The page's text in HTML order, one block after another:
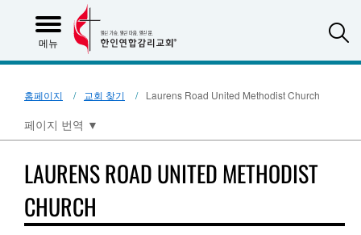
메뉴
홈페이지 교회 찾기 Laurens Road United Methodist Church
페이지 번역 ▼
LAURENS ROAD UNITED METHODIST
CHURCH